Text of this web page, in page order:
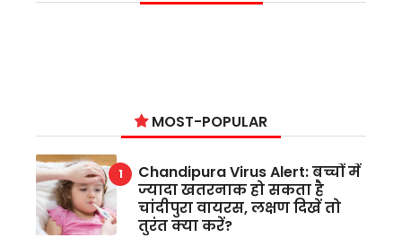
MOST-POPULAR
Chandipura Virus Alert: बच्चों में
ज्यादा खतरनाक हो सकता है
चांदीपुरा वायरस, लक्षण दिखें तो
तुरंत क्या करें?